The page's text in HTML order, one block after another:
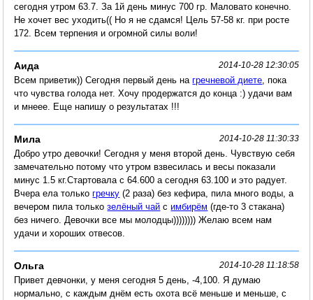
сегодня утром 63.7. За 1й день минус 700 гр. Маловато конечно.
Не хочет вес уходить(( Но я не сдамся! Цель 57-58 кг. при росте
172. Всем терпения и огромной силы воли!
Аида 2014-10-28 12:30:05
Всем приветик)) Сегодня первый день нагречневой диете , пока
что чувства голода нет. Хочу продержатся до конца :) удачи вам
и мнеее. Еще напишу о результатах !!!
Мила 2014-10-28 11:30:33
Добро утро девочки! Сегодня у меня второй день. Чувствую себя
замечательно потому что утром взвесилась и весы показали
минус 1.5 кг.Стартовала с 64.600 а сегодня 63.100 и это радует.
Вчера ела толькогречку (2 раза) без кефира, пила много воды, а
вечером пила толькозелёный чай симбирём (где-то 3 стакана)
без ничего. Девочки все мы молодцы)))))))) Желаю всем нам
удачи и хороших отвесов.
Ольга 2014-10-28 11:18:58
Привет девчонки, у меня сегодня 5 день, -4,100. Я думаю
нормально, с каждым днём есть охота всё меньше и меньше, с